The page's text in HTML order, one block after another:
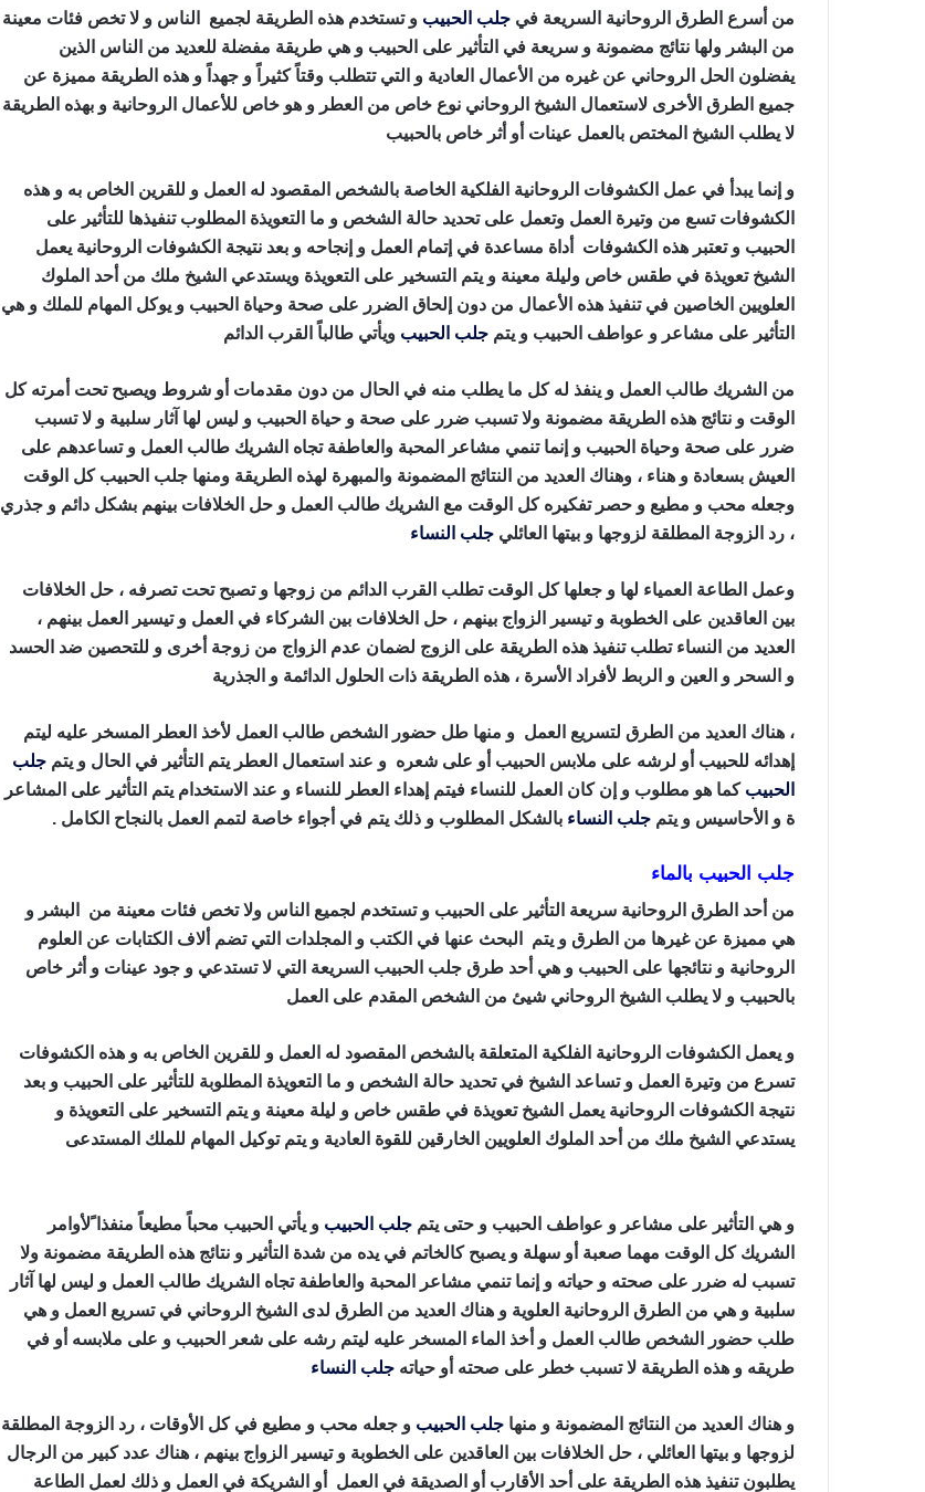
من أسرع الطرق الروحانية السريعة في جلب الحبيب و تستخدم هذه الطريقة لجميع الناس و لا تخص فئات معينة
من البشر ولها نتائج مضمونة و سريعة في التأثير على الحبيب و هي طريقة مفضلة للعديد من الناس الذين
يفضلون الحل الروحاني عن غيره من الأعمال العادية و التي تتطلب وقتاً كثيراً و جهداً و هذه الطريقة مميزة عن
جميع الطرق الأخرى لاستعمال الشيخ الروحاني نوع خاص من العطر و هو خاص للأعمال الروحانية و بهذه الطريقة
لا يطلب الشيخ المختص بالعمل عينات أو أثر خاص بالحبيب
و إنما يبدأ في عمل الكشوفات الروحانية الفلكية الخاصة بالشخص المقصود له العمل و للقرين الخاص به و هذه
الكشوفات تسع من وتيرة العمل وتعمل على تحديد حالة الشخص و ما التعويذة المطلوب تنفيذها للتأثير على
الحبيب و تعتبر هذه الكشوفات أداة مساعدة في إتمام العمل و إنجاحه و بعد نتيجة الكشوفات الروحانية يعمل
الشيخ تعويذة في طقس خاص وليلة معينة و يتم التسخير على التعويذة ويستدعي الشيخ ملك من أحد الملوك
العلويين الخاصين في تنفيذ هذه الأعمال من دون إلحاق الضرر على صحة وحياة الحبيب و يوكل المهام للملك و هي
التأثير على مشاعر و عواطف الحبيب و يتم جلب الحبيب ويأتي طالباً القرب الدائم
من الشريك طالب العمل و ينفذ له كل ما يطلب منه في الحال من دون مقدمات أو شروط ويصبح تحت أمرته كل
الوقت و نتائج هذه الطريقة مضمونة ولا تسبب ضرر على صحة و حياة الحبيب و ليس لها آثار سلبية و لا تسبب
ضرر على صحة وحياة الحبيب و إنما تنمي مشاعر المحبة والعاطفة تجاه الشريك طالب العمل و تساعدهم على
العيش بسعادة و هناء ، وهناك العديد من النتائج المضمونة والمبهرة لهذه الطريقة ومنها جلب الحبيب كل الوقت
وجعله محب و مطيع و حصر تفكيره كل الوقت مع الشريك طالب العمل و حل الخلافات بينهم بشكل دائم و جذري
، رد الزوجة المطلقة لزوجها و بيتها العائلي جلب النساء
وعمل الطاعة العمياء لها و جعلها كل الوقت تطلب القرب الدائم من زوجها و تصبح تحت تصرفه ، حل الخلافات
بين العاقدين على الخطوبة و تيسير الزواج بينهم ، حل الخلافات بين الشركاء في العمل و تيسير العمل بينهم ،
العديد من النساء تطلب تنفيذ هذه الطريقة على الزوج لضمان عدم الزواج من زوجة أخرى و للتحصين ضد الحسد
و السحر و العين و الربط لأفراد الأسرة ، هذه الطريقة ذات الحلول الدائمة و الجذرية
، هناك العديد من الطرق لتسريع العمل و منها طل حضور الشخص طالب العمل لأخذ العطر المسخر عليه ليتم
إهدائه للحبيب أو لرشه على ملابس الحبيب أو على شعره و عند استعمال العطر يتم التأثير في الحال و يتم جلب
الحبيب كما هو مطلوب و إن كان العمل للنساء فيتم إهداء العطر للنساء و عند الاستخدام يتم التأثير على المشاعر
ة و الأحاسيس و يتم جلب النساء بالشكل المطلوب و ذلك يتم في أجواء خاصة لتمم العمل بالنجاح الكامل .
جلب الحبيب بالماء
من أحد الطرق الروحانية سريعة التأثير على الحبيب و تستخدم لجميع الناس ولا تخص فئات معينة من البشر و
هي مميزة عن غيرها من الطرق و يتم البحث عنها في الكتب و المجلدات التي تضم ألاف الكتابات عن العلوم
الروحانية و نتائجها على الحبيب و هي أحد طرق جلب الحبيب السريعة التي لا تستدعي و جود عينات و أثر خاص
بالحبيب و لا يطلب الشيخ الروحاني شيئ من الشخص المقدم على العمل
و يعمل الكشوفات الروحانية الفلكية المتعلقة بالشخص المقصود له العمل و للقرين الخاص به و هذه الكشوفات
تسرع من وتيرة العمل و تساعد الشيخ في تحديد حالة الشخص و ما التعويذة المطلوبة للتأثير على الحبيب و بعد
نتيجة الكشوفات الروحانية يعمل الشيخ تعويذة في طقس خاص و ليلة معينة و يتم التسخير على التعويذة و
يستدعي الشيخ ملك من أحد الملوك العلويين الخارقين للقوة العادية و يتم توكيل المهام للملك المستدعى
و هي التأثير على مشاعر و عواطف الحبيب و حتى يتم جلب الحبيب و يأتي الحبيب محباً مطيعاً منفذا ًلأوامر
الشريك كل الوقت مهما صعبة أو سهلة و يصبح كالخاتم في يده من شدة التأثير و نتائج هذه الطريقة مضمونة ولا
تسبب له ضرر على صحته و حياته و إنما تنمي مشاعر المحبة والعاطفة تجاه الشريك طالب العمل و ليس لها آثار
سلبية و هي من الطرق الروحانية العلوية و هناك العديد من الطرق لدى الشيخ الروحاني في تسريع العمل و هي
طلب حضور الشخص طالب العمل و أخذ الماء المسخر عليه ليتم رشه على شعر الحبيب و على ملابسه أو في
طريقه و هذه الطريقة لا تسبب خطر على صحته أو حياته جلب النساء
و هناك العديد من النتائج المضمونة و منها جلب الحبيب و جعله محب و مطيع في كل الأوقات ، رد الزوجة المطلقة
لزوجها و بيتها العائلي ، حل الخلافات بين العاقدين على الخطوبة و تيسير الزواج بينهم ، هناك عدد كبير من الرجال
يطلبون تنفيذ هذه الطريقة على أحد الأقارب أو الصديقة في العمل أو الشريكة في العمل و ذلك لعمل الطاعة